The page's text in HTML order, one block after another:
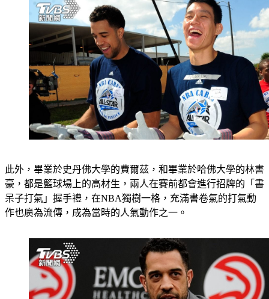
豪，都是籃球場上的高材生，兩人在賽前都會進行招牌的「書
呆子打氣」握手禮，在NBA獨樹一格，充滿書卷氣的打氣動
作也廣為流傳，成為當時的人氣動作之一。